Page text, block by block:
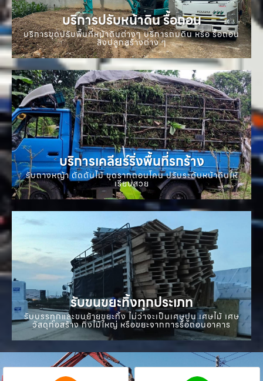
บริการปรับหน้าดิน รื้อถอน
บริการขุดปรับพื้นที่หน้าดินต่างๆ บริการถมดิน หรือ รื้อถอน
สิ่งปลูกสร้างต่าง ๆ
บริการเคลียร์ริ่งพื้นที่รกร้าง
รับถางหญ้า ตัดต้นไม้ ขุดรากถอนโคน ปรับระดับหน้าดินให้
เรียบสวย
รับขนขยะทิ้งทุกประเภท
รับบรรทุกและขนย้ายขยะทิ้ง ไม่ว่าจะเป็นเศษปูน เศษไม้ เศษ
วัสดุก่อสร้าง กิ่งไม้ใหญ่ หรือขยะจากการรื้อถอนอาคาร